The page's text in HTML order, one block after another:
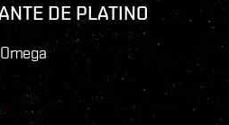
DE PLATINO